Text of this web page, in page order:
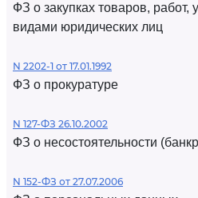
ФЗ о закупках товаров, работ,
видами юридических лиц
N 2202-1 от 17.01.1992
ФЗ о прокуратуре
N 127-ФЗ 26.10.2002
ФЗ о несостоятельности
N 152-ФЗ от 27.07.2006